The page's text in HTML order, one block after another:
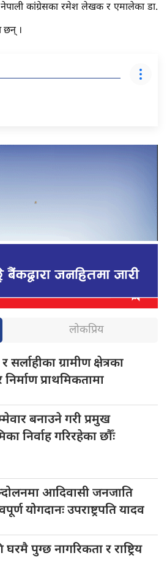
कांग्रेसका रमेश लेखक र एमालेका डा.
छन् ।
लोकप्रिय
र सर्लाहीका ग्रामीण क्षेत्रका
निर्माण प्राथमिकतामा
बनाउने गरी प्रमुख
निर्वाह गरिरहेका छौँः
आदिवासी जनजाति
योगदानः उपराष्ट्रपति यादव
घरमै पुग्छ नागरिकता र राष्ट्रिय